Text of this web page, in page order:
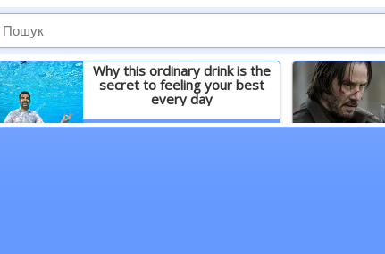
Why this ordinary drink is the
secret to feeling your best
every day
Детальніше